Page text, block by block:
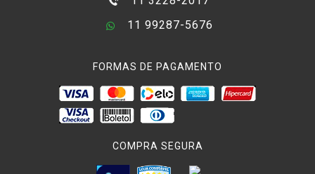
11 99287-5676
FORMAS DE PAGAMENTO
COMPRA SEGURA